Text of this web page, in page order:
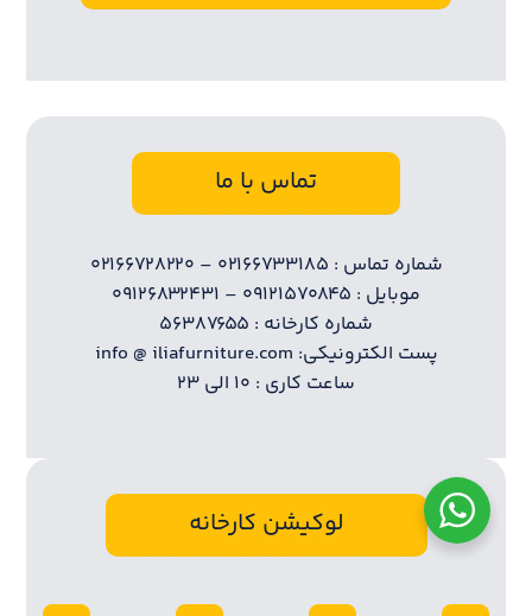
تماس با ما
شماره تماس : ۰۲۱۶۶۷۳۳۱۸۵ – ۰۲۱۶۶۷۲۸۲۲۰
موبایل : ۰۹۱۲۱۵۷۰۸۴۵ – ۰۹۱۲۶۸۳۲۴۳۱
شماره کارخانه : ۵۶۳۸۷۶۵۵
پست الکترونیکی: info @ iliafurniture.com
ساعت کاری : ۱۰ الی ۲۳
لوکیشن کارخانه